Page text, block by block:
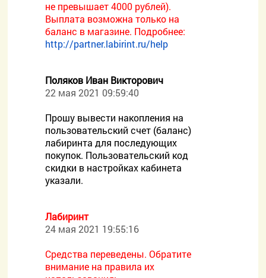
не превышает 4000 рублей).
Выплата возможна только на
баланс в магазине. Подробнее:
http://partner.labirint.ru/help
Поляков Иван Викторович
22 мая 2021 09:59:40
Прошу вывести накопления на
пользовательский счет (баланс)
лабиринта для последующих
покупок. Пользовательский код
скидки в настройках кабинета
указали.
Лабиринт
24 мая 2021 19:55:16
Средства переведены. Обратите
внимание на правила их